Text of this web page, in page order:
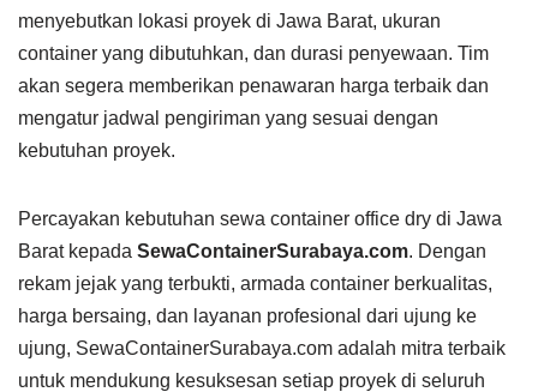
menyebutkan lokasi proyek di Jawa Barat, ukuran
container yang dibutuhkan, dan durasi penyewaan. Tim
akan segera memberikan penawaran harga terbaik dan
mengatur jadwal pengiriman yang sesuai dengan
kebutuhan proyek.
Percayakan kebutuhan sewa container office dry di Jawa
Barat kepada SewaContainerSurabaya.com. Dengan
rekam jejak yang terbukti, armada container berkualitas,
harga bersaing, dan layanan profesional dari ujung ke
ujung, SewaContainerSurabaya.com adalah mitra terbaik
untuk mendukung kesuksesan setiap proyek di seluruh